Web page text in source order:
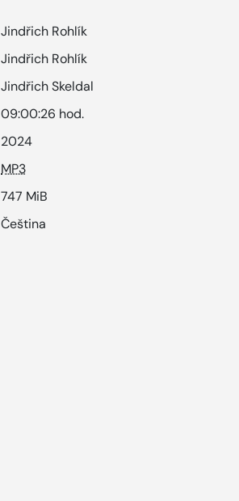
Jindřich Rohlík
Jindřich Rohlík
Jindřich Skeldal
09:00:26 hod.
2024
MP3
747 MiB
Čeština